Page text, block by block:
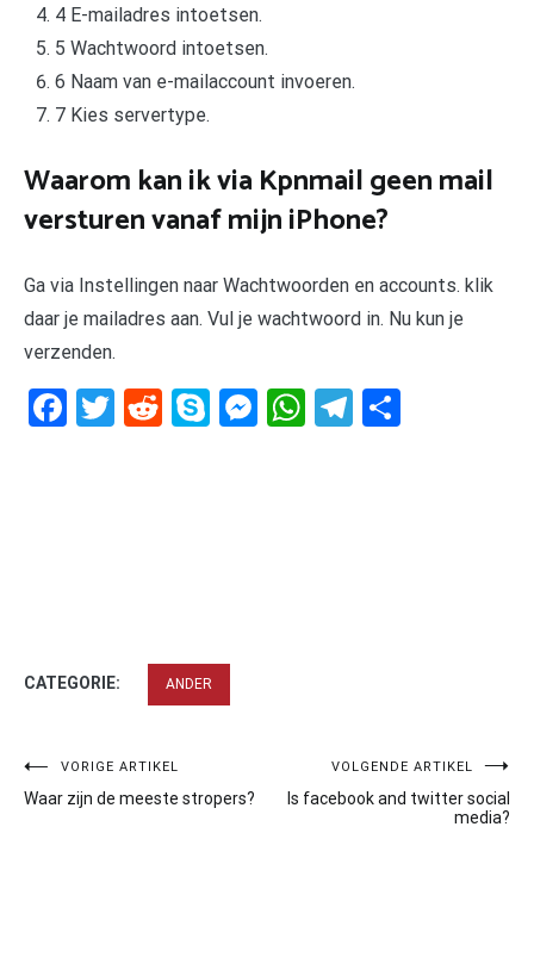
4 E-mailadres intoetsen.
5 Wachtwoord intoetsen.
6 Naam van e-mailaccount invoeren.
7 Kies servertype.
Waarom kan ik via Kpnmail geen mail
versturen vanaf mijn iPhone?
Ga via Instellingen naar Wachtwoorden en accounts. klik
daar je mailadres aan. Vul je wachtwoord in. Nu kun je
verzenden.
Facebook
Twitter
RedditSkypeMessenger
WhatsApp
Telegram
CATEGORIE: ANDER
Bericht
navigatie
VORIGE ARTIKEL
Waar zijn de meeste stropers?
VOLGENDE ARTIKEL
Is facebook and twitter social
media?